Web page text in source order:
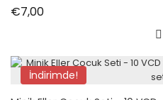
€7,00Fiyat
İndirimde!